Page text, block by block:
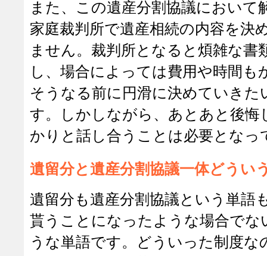
また、この遺産分割協議において
家庭裁判所で遺産相続の内容を決
ません。裁判所となると煩雑な書
し、場合によっては費用や時間
そうなる前に円滑に決めていきた
す。しかしながら、あとあと後
かりと話し合うことは必要となっ
遺留分と遺産分割協議一体どうい
遺留分も遺産分割協議という単語
貰うことになったような場合で
うな単語です。どういった制度な